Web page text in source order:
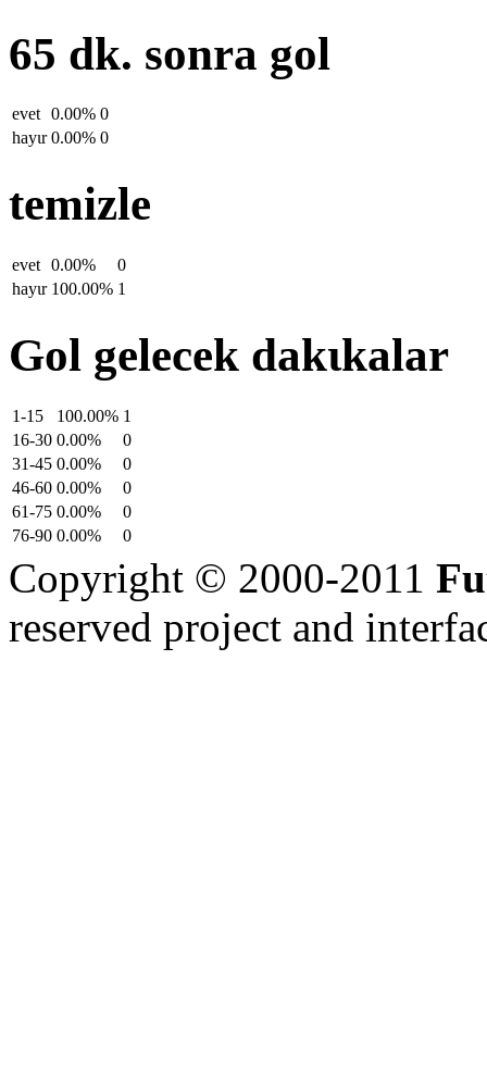
65 dk. sonra gol
evet 0.00% 0
hayιr 0.00% 0
temizle
evet 0.00%
0
hayιr 100.00% 1
Gol gelecek dakιkalar
1-15 100.00% 1
16-30 0.00%
0
31-45 0.00%
0
46-60 0.00%
0
61-75 0.00%
0
76-90 0.00% 0
Copyright © 2000-2011
reserved project and